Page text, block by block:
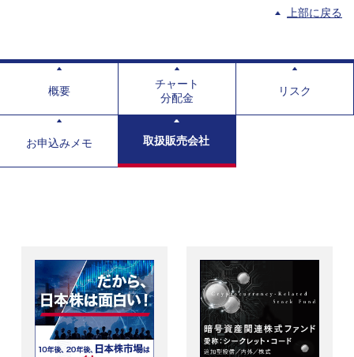
上部に戻る
概要
チャート
分配金
リスク
お申込みメモ 取扱販売会社